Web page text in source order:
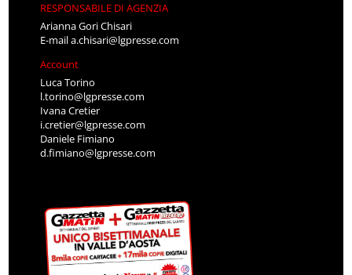
RESPONSABILE DI AGENZIA
Arianna Gori Chisari
E-maila.chisari@lgpresse.com
Account
Luca Torino
l.torino@lgpresse.com
Ivana Cretier
i.cretier@lgpresse.com
Daniele Fimiano
d.fimiano@lgpresse.com